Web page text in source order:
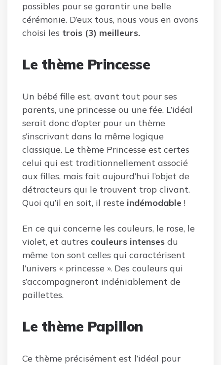
possibles pour se garantir une belle
cérémonie. D’eux tous, nous vous en avons
choisi les trois (3) meilleurs.
Le thème Princesse
Un bébé fille est, avant tout pour ses
parents, une princesse ou une fée. L’idéal
serait donc d’opter pour un thème
s’inscrivant dans la même logique
classique. Le thème Princesse est certes
celui qui est traditionnellement associé
aux filles, mais fait aujourd’hui l’objet de
détracteurs qui le trouvent trop clivant.
Quoi qu’il en soit, il reste indémodable !
En ce qui concerne les couleurs, le rose, le
violet, et autres couleurs intenses du
même ton sont celles qui caractérisent
l’univers « princesse ». Des couleurs qui
s’accompagneront indéniablement de
paillettes.
Le thème Papillon
Ce thème précisément est l’idéal pour